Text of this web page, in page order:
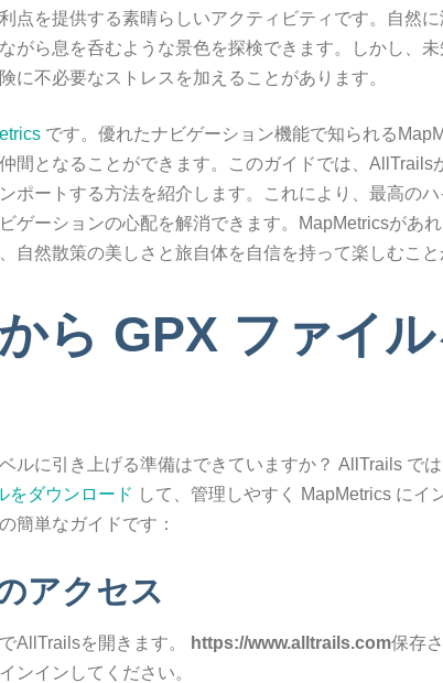
点を提供する素晴らしいアクティビティです。自然
がら息を呑むような景色を探検できます。しかし、
に不必要なストレスを加えることがあります。
です。優れたナビゲーション機能で知られる
間となることができます。このガイドでは、AllTrails
ポートする方法を紹介します。これにより、最高の
ゲーションの心配を解消できます。MapMetricsがあ
自然散策の美しさと旅自体を自信を持って楽しむこと
ら GPX ファイル
ルに引き上げる準備はできていますか？ AllTrails で
をダウンロード して、管理しやすく MapMetrics にイ
簡単なガイドです：
アクセス
AllTrailsを開きます。 https://www.alltrails.com保存
ンインしてください。